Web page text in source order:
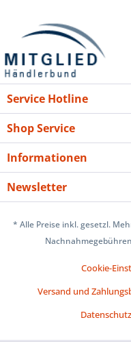
Service Hotline
Shop Service
Informationen
Newsletter
* Alle Preise inkl. gesetzl.
Cookie-
Versand und
Datenschutz